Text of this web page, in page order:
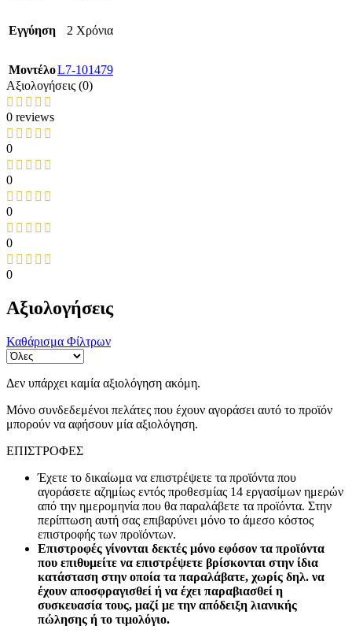
Εγγύηση 2 Χρόνια
MοντέλοL7-101479
Αξιολογήσεις (0)
0 reviews
0
0
0
0
0
Αξιολογήσεις
Καθάρισμα Φίλτρων
Δεν υπάρχει καμία αξιολόγηση ακόμη.
Μόνο συνδεδεμένοι πελάτες που έχουν αγοράσει αυτό το προϊόν
μπορούν να αφήσουν μία αξιολόγηση.
ΕΠΙΣΤΡΟΦΕΣ
Έχετε το δικαίωμα να επιστρέψετε τα προϊόντα που
αγοράσετε αζημίως εντός προθεσμίας 14 εργασίμων ημερών
από την ημερομηνία που θα παραλάβετε τα προϊόντα. Στην
περίπτωση αυτή σας επιβαρύνει μόνο το άμεσο κόστος
επιστροφής των προϊόντων.
Επιστροφές γίνονται δεκτές μόνο εφόσον τα προϊόντα
που επιθυμείτε να επιστρέψετε βρίσκονται στην ίδια
κατάσταση στην οποία τα παραλάβατε, χωρίς δηλ. να
έχουν αποσφραγισθεί ή να έχει παραβιασθεί η
συσκευασία τους, μαζί με την απόδειξη λιανικής
πώλησης ή το τιμολόγιο.